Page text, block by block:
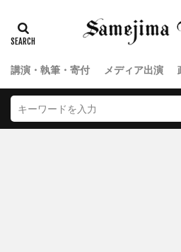
講演・執筆・寄付 メディア出演